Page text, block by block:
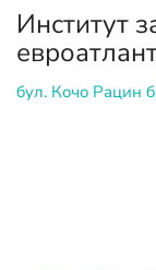
Институт
бул. Кочо Рацин